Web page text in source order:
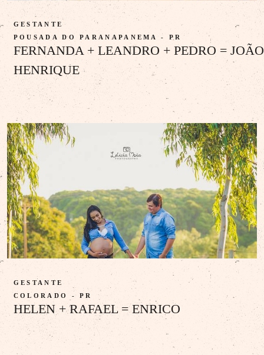
FERNANDA + LEANDRO + PEDRO = JOÃO
HENRIQUE
GESTANTE
POUSADA DO PARANAPANEMA - PR
HELEN + RAFAEL = ENRICO
GESTANTE
COLORADO - PR